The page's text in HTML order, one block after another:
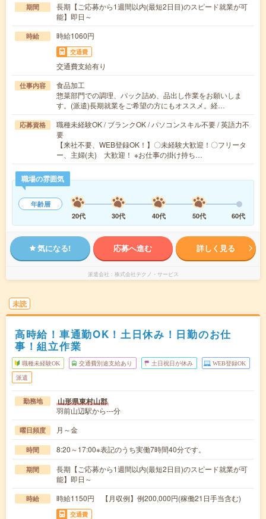
期間
長期【ご応募から1週間以内(最短2日目)のスピード就業が可
能】即日～
時給 時給1060円
交通費
交通費支給有り
仕事内容
食品加工
惣菜部門での調理、パック詰め、品出し作業をお願いしま
す。(派遣)長期就業をご希望の方にもオススメ。経…
応募資格
職種未経験OK / ブランクOK / パソコンスキル不要 / 英語力不
要
【来社不要、WEB登録OK！】〇未経験大歓迎！〇フリータ
ー、主婦(夫) 大歓迎！ ※お仕事の掛け持ち…
職場の雰囲気
年齢層
20代
30代 40代 50代 60代
気になる! 応募へ進む 詳しく見る
派遣会社 株式会社テクノ・サービス
未読
高時給！車通勤OK！土日休み！日勤のお仕
事！組立作業
職種未経験OK 交通費別途支給あり 土日祝日が休み WEB登録OK
派遣
勤務地 山形県東村山郡
羽前山辺駅から---分
曜日頻度 月～金
時間 8:20～17:00※表記のうち実働7時間40分です。
期間
長期【ご応募から1週間以内(最短2日目)のスピード就業が可
能】即日～
時給 時給1150円 【月収例】例200,000円(稼働21日手当含む)
交通費